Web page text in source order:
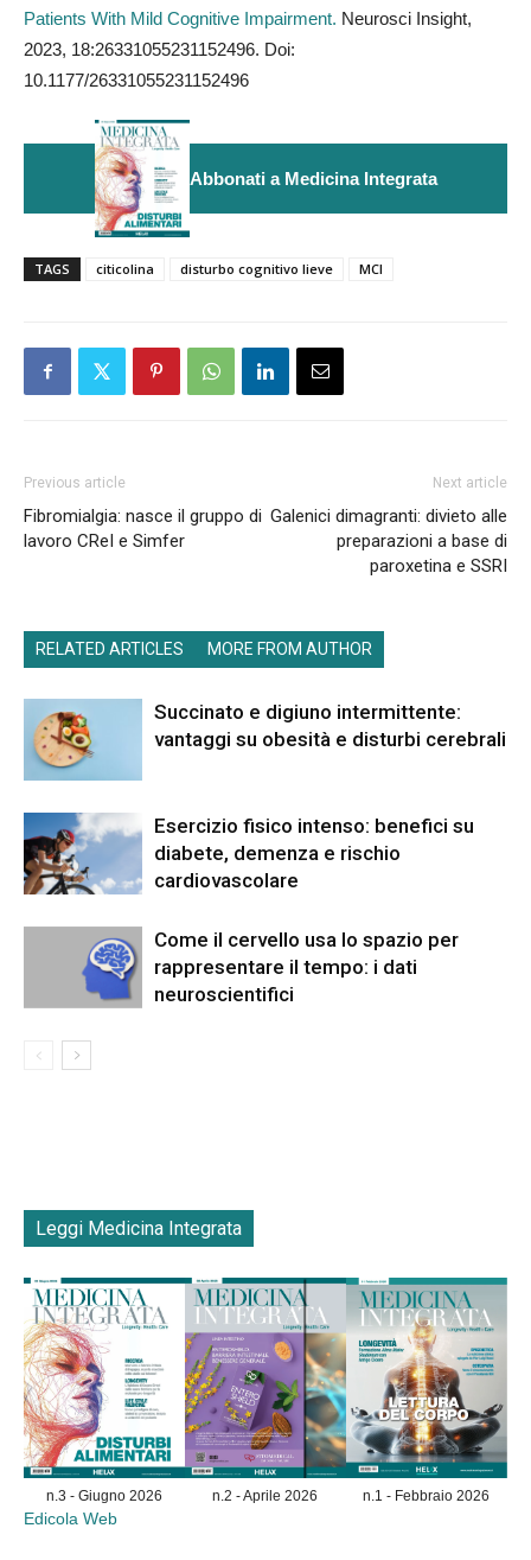
Patients With Mild Cognitive Impairment. Neurosci Insight,
2023, 18:26331055231152496. Doi:
10.1177/26331055231152496
Abbonati a Medicina Integrata
TAGS citicolina disturbo cognitivo lieve MCI
Previous article
Fibromialgia: nasce il gruppo di
lavoro CReI e Simfer
Next article
Galenici dimagranti: divieto alle
preparazioni a base di
paroxetina e SSRI
RELATED ARTICLES MORE FROM AUTHOR
Succinato e digiuno intermittente:
vantaggi su obesità e disturbi cerebrali
Esercizio fisico intenso: benefici su
diabete, demenza e rischio
cardiovascolare
Come il cervello usa lo spazio per
rappresentare il tempo: i dati
neuroscientifici
Leggi Medicina Integrata
n.3 - Giugno 2026 n.2 - Aprile 2026 n.1 - Febbraio 2026
Edicola Web